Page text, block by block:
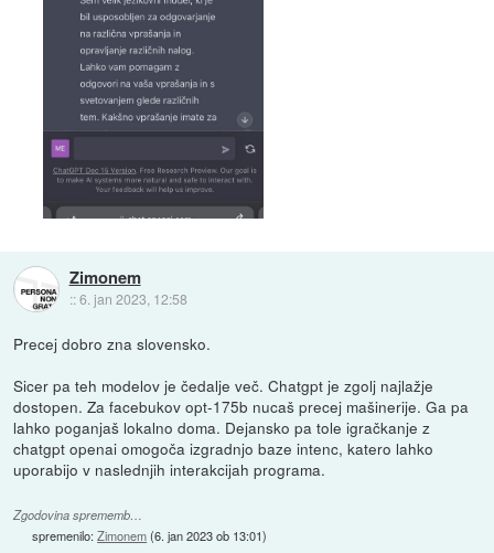
Zimonem
::6. jan 2023, 12:58
Precej dobro zna slovensko.
Sicer pa teh modelov je čedalje več. Chatgpt je zgolj najlažje
dostopen. Za facebukov opt-175b nucaš precej mašinerije. Ga pa
lahko poganjaš lokalno doma. Dejansko pa tole igračkanje z
chatgpt openai omogoča izgradnjo baze intenc, katero lahko
uporabijo v naslednjih interakcijah programa.
Zgodovina sprememb…
spremenilo:Zimonem(6. jan 2023 ob 13:01)